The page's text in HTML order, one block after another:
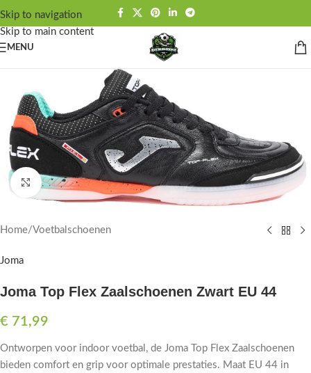
Skip to navigation
Skip to main content
MENU
Click to enlarge
Home/Voetbalschoenen
Joma
Joma Top Flex Zaalschoenen Zwart EU 44
€ 71,99
Ontworpen voor indoor voetbal, de Joma Top Flex Zaalschoenen
bieden comfort en grip voor optimale prestaties. Maat EU 44 in